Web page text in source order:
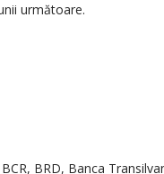
următoare.
BRD, Banca